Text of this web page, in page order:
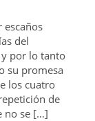
escaños
del
por lo tanto
su promesa
los cuatro
de
no se […]